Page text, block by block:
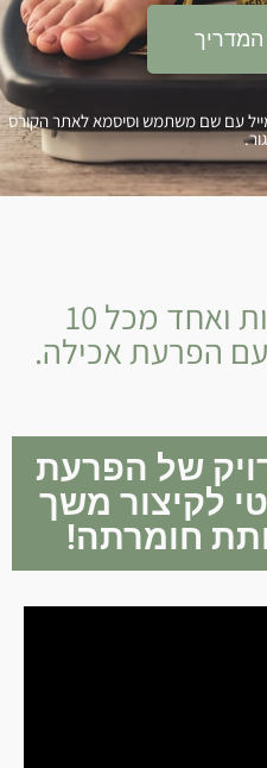
עם שם משתמש וסיסמא לאתר הקורס
אחת מכל 5 נערות ואחד מכל 10
הפרעת אכילה.
של הפרעת
לקיצור משך
חומרתה!